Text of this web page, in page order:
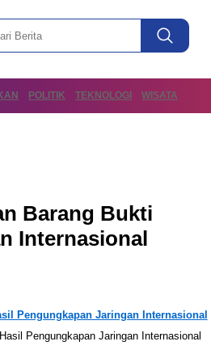
POLITIK TEKNOLOGI WISATA
Barang Bukti
Internasional
Pengungkapan Jaringan Internasional